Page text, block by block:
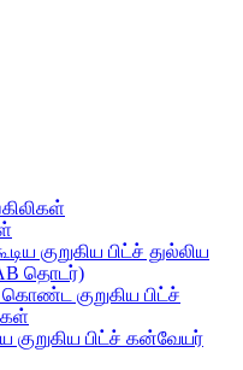
குறுகிய பிட்ச் துல்லிய
தொடர்)
கொண்ட குறுகிய பிட்ச்
குறுகிய பிட்ச் கன்வேயர்